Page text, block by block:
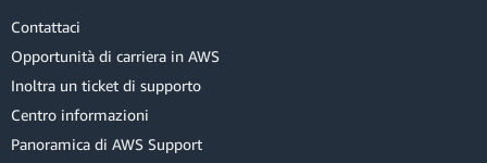
Contattaci
Opportunità di carriera in AWS
Inoltra un ticket di supporto
Centro informazioni
Panoramica di AWS Support